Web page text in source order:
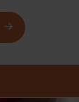
: Ferme du